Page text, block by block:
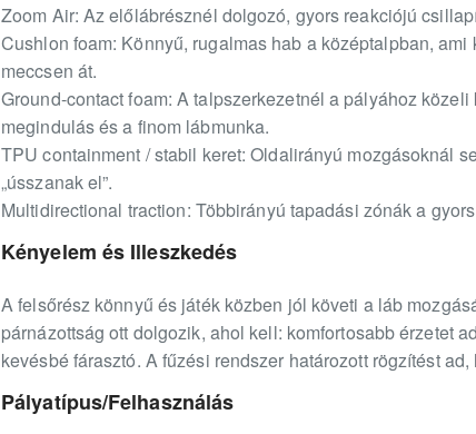
Zoom Air: Az előlábrésznél dolgozó, gyors reakciójú
Cushlon foam: Könnyű, rugalmas hab a középtalpban,
meccsen át.
Ground-contact foam: A talpszerkezetnél a pályához
megindulás és a finom lábmunka.
TPU containment / stabil keret: Oldalirányú mozgásoknál
„ússzanak el”.
Multidirectional traction: Többirányú tapadási zónák a
Kényelem és Illeszkedés
A felsőrész könnyű és játék közben jól követi a láb
párnázottság ott dolgozik, ahol kell: komfortosabb érzetet
kevésbé fárasztó. A fűzési rendszer határozott rögzítést
Pályatípus/Felhasználás